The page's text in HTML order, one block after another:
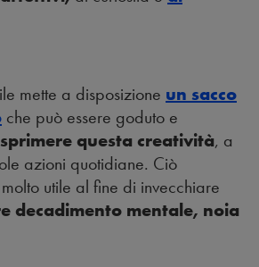
mette a disposizione un sacco
che può essere goduto e
questa creatività, a
azioni quotidiane. Ciò
utile al fine di invecchiare
decadimento mentale, noia